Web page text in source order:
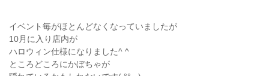
イベント毎がほとんどなくなっていましたが
10月に入り店内が
ハロウィン仕様になりました^ ^
ところどころにかぼちゃが